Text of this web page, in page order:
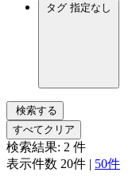
タグ 指定なし
検索する
すべてクリア
検索結果: 2 件
表示件数 20件 | 50件